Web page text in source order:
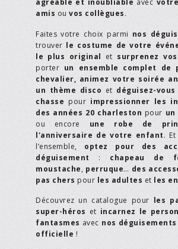
agréable et inoubliable avec
amis ou vos collègues.
Faites votre choix parmi nos
trouver le costume de votre
le plus original et surprenez
porter un ensemble complet de
chevalier, animez votre soirée
un thème disco et déguisez-vous
chasse pour impressionner les
des années 20 charleston pour
ou encore une robe de
l'anniversaire de votre enfant.
l’ensemble, optez pour des
déguisement : chapeau de
moustache, perruque… des
pas chers pour les adultes et les
Découvrez un catalogue pour les
super-héros et incarnez le
fantasmes avec nos
officielle !